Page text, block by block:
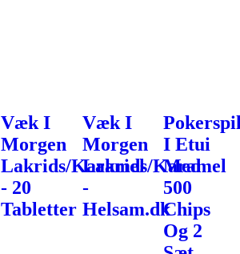
Væk I
Morgen
Lakrids/Karamel
- 20
Tabletter
Væk I
Morgen
Lakrids/Karamel
-
Helsam.dk
I Etui
Med
500
Chips
Og 2